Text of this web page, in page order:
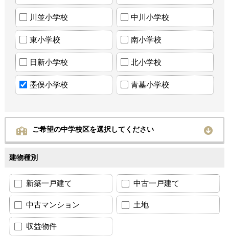
川並小学校 中川小学校
東小学校 南小学校
日新小学校 北小学校
墨俣小学校 青墓小学校
ご希望の中学校区を選択してください
建物種別
新築一戸建て 中古一戸建て
中古マンション 土地
収益物件